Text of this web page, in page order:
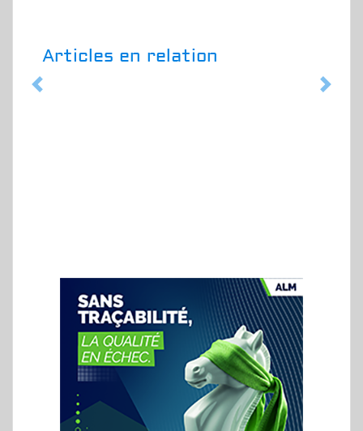
Articles en relation
Previous Next